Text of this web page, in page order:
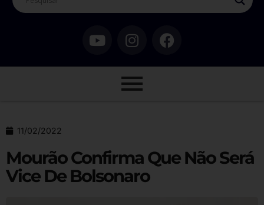
11/02/2022
Mourão Confirma Que Não Será
Vice De Bolsonaro